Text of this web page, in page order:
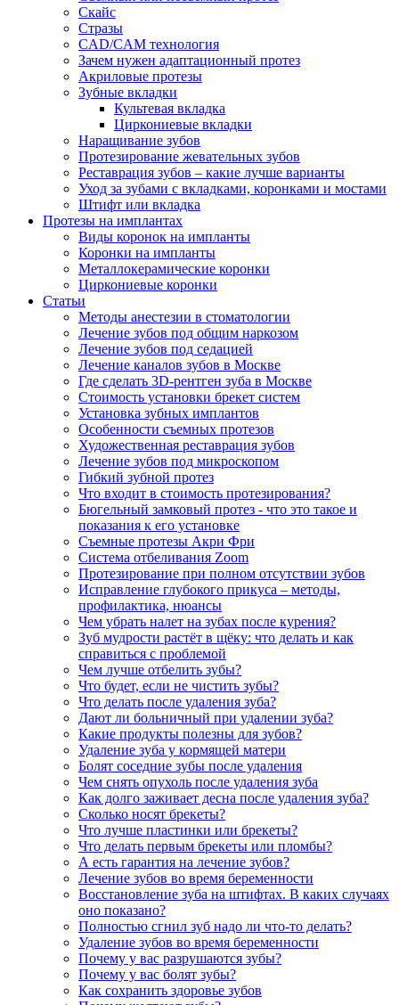
Скайс
Стразы
CAD/CAM технология
Зачем нужен адаптационный протез
Акриловые протезы
Зубные вкладки
Культевая вкладка
Циркониевые вкладки
Наращивание зубов
Протезирование жевательных зубов
Реставрация зубов – какие лучше варианты
Уход за зубами с вкладками, коронками и мостами
Штифт или вкладка
Протезы на имплантах
Виды коронок на импланты
Коронки на импланты
Металлокерамические коронки
Циркониевые коронки
Статьи
Методы анестезии в стоматологии
Лечение зубов под общим наркозом
Лечение зубов под седацией
Лечение каналов зубов в Москве
Где сделать 3D-рентген зуба в Москве
Стоимость установки брекет систем
Установка зубных имплантов
Особенности съемных протезов
Художественная реставрация зубов
Лечение зубов под микроскопом
Гибкий зубной протез
Что входит в стоимость протезирования?
Бюгельный замковый протез - что это такое и
показания к его установке
Съемные протезы Акри Фри
Система отбеливания Zoom
Протезирование при полном отсутствии зубов
Исправление глубокого прикуса – методы,
профилактика, нюансы
Чем убрать налет на зубах после курения?
Зуб мудрости растёт в щёку: что делать и как
справиться с проблемой
Чем лучше отбелить зубы?
Что будет, если не чистить зубы?
Что делать после удаления зуба?
Дают ли больничный при удалении зуба?
Какие продукты полезны для зубов?
Удаление зуба у кормящей матери
Болят соседние зубы после удаления
Чем снять опухоль после удаления зуба
Как долго заживает десна после удаления зуба?
Сколько носят брекеты?
Что лучше пластинки или брекеты?
Что делать первым брекеты или пломбы?
А есть гарантия на лечение зубов?
Лечение зубов во время беременности
Восстановление зуба на штифтах. В каких случаях
оно показано?
Полностью сгнил зуб надо ли что-то делать?
Удаление зубов во время беременности
Почему у вас разрушаются зубы?
Почему у вас болят зубы?
Как сохранить здоровье зубов